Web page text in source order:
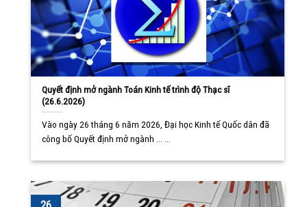
Quyết định mở ngành Toán Kinh tế trình độ Thạc sĩ
(26.6.2026)
Vào ngày 26 tháng 6 năm 2026, Đại học Kinh tế Quốc dân đã
công bố Quyết định mở ngành ... ...